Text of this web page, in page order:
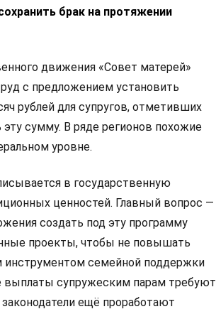
брак на протяжении
движения «Совет матерей»
с предложением установить
рублей для супругов, отметивших
сумму. В ряде регионов похожие
уровне.
в государственную
ценностей. Главный вопрос —
создать под эту программу
проекты, чтобы не повышать
инструментом семейной поддержки
выплаты супружеским парам требуют
ещё проработают